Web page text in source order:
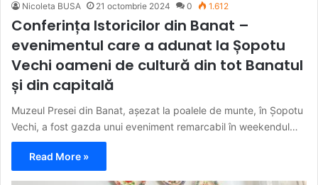
Nicoleta BUSA 21 octombrie 2024 0 1.612
Conferința Istoricilor din Banat –
evenimentul care a adunat la Șopotu
Vechi oameni de cultură din tot Banatul
și din capitală
Muzeul Presei din Banat, așezat la poalele de munte, în Șopotu
Vechi, a fost gazda unui eveniment remarcabil în weekendul…
Read More »